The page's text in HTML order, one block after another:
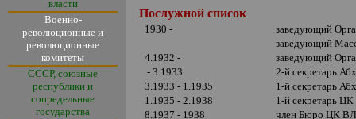
власти
Военно-
революционные и
революционные
комитеты
СССР, союзные
республики и
сопредельные
государства
Послужной список
1930 -
заведующий
заведующий
4.1932 -
заведующий
- 3.1933
2-й секретарь
3.1933 - 1.1935
1-й секретарь
1.1935 - 2.1938
1-й секретарь
8.1937 - 1938
член Бюро ЦК